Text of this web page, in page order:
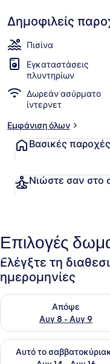
Δημοφιλείς
Πισίνα
Εγκαταστάσεις
πλυντηρίων
Δωρεάν ασύρματο
ίντερνετ
Εμφάνιση όλων
Βασικές παροχές
Νιώστε σαν στο
Επιλογές
Ελέγξτε τη
ημερομηνίες
Απόψε
Αυγ 8 - Αυγ 9
Έλεγχος
Αυτό το
Έλεγχος